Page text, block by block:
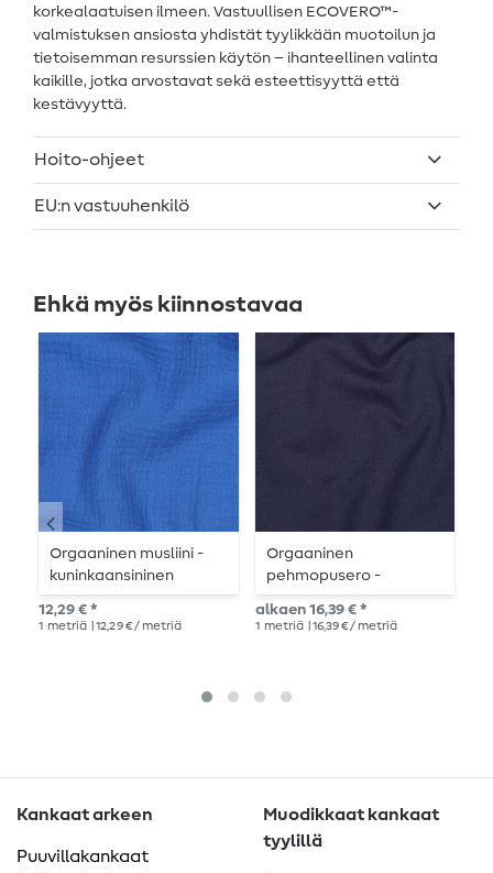
korkealaatuisen ilmeen. Vastuullisen ECOVERO™-
valmistuksen ansiosta yhdistät tyylikkään muotoilun ja
tietoisemman resurssien käytön – ihanteellinen valinta
kaikille, jotka arvostavat sekä esteettisyyttä että
kestävyyttä.
Hoito-ohjeet
EU:n vastuuhenkilö
Ehkä myös kiinnostavaa
Orgaaninen musliini -
kuninkaansininen
12,29 € *
1 metriä | 12,29 € / metriä
Orgaaninen
pehmopusero -
tummansininen harjattu
019
alkaen 16,39 € *
1 metriä | 16,39 € / metriä
Kankaat arkeen
Puuvillakankaat
Muodikkaat kankaat
tyylillä